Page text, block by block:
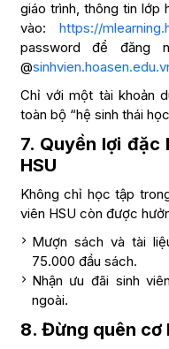
giáo trình, thông tin lớp
vào: https://
password để đăng
@
Chỉ với một tài khoản
toàn bộ “hệ sinh thái
7. Quyền lợi
HSU
Không chỉ học tập
viên HSU còn được
Mượn sách và tài
75.000 đầu sách.
Nhận ưu đãi sinh
ngoài.
8. Đừng quên cơ